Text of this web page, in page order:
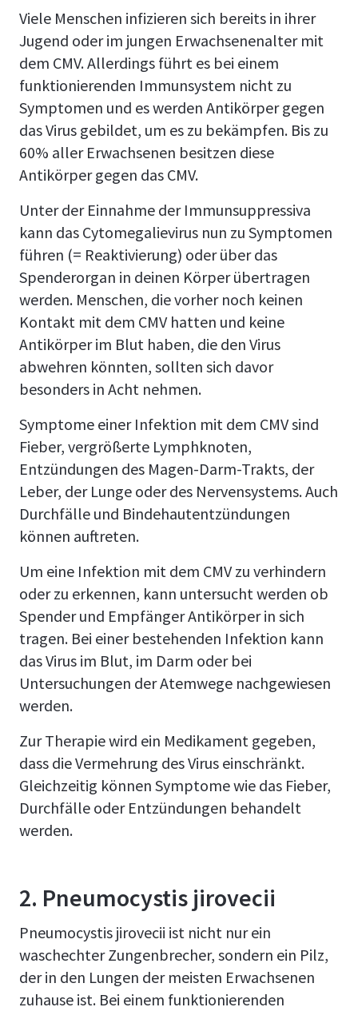
Viele Menschen infizieren sich bereits in ihrer
Jugend oder im jungen Erwachsenenalter mit
dem CMV. Allerdings führt es bei einem
funktionierenden Immunsystem nicht zu
Symptomen und es werden Antikörper gegen
das Virus gebildet, um es zu bekämpfen. Bis zu
60% aller Erwachsenen besitzen diese
Antikörper gegen das CMV.
Unter der Einnahme der Immunsuppressiva
kann das Cytomegalievirus nun zu Symptomen
führen (= Reaktivierung) oder über das
Spenderorgan in deinen Körper übertragen
werden. Menschen, die vorher noch keinen
Kontakt mit dem CMV hatten und keine
Antikörper im Blut haben, die den Virus
abwehren könnten, sollten sich davor
besonders in Acht nehmen.
Symptome einer Infektion mit dem CMV sind
Fieber, vergrößerte Lymphknoten,
Entzündungen des Magen-Darm-Trakts, der
Leber, der Lunge oder des Nervensystems. Auch
Durchfälle und Bindehautentzündungen
können auftreten.
Um eine Infektion mit dem CMV zu verhindern
oder zu erkennen, kann untersucht werden ob
Spender und Empfänger Antikörper in sich
tragen. Bei einer bestehenden Infektion kann
das Virus im Blut, im Darm oder bei
Untersuchungen der Atemwege nachgewiesen
werden.
Zur Therapie wird ein Medikament gegeben,
dass die Vermehrung des Virus einschränkt.
Gleichzeitig können Symptome wie das Fieber,
Durchfälle oder Entzündungen behandelt
werden.
2. Pneumocystis jirovecii
Pneumocystis jirovecii ist nicht nur ein
waschechter Zungenbrecher, sondern ein Pilz,
der in den Lungen der meisten Erwachsenen
zuhause ist. Bei einem funktionierenden